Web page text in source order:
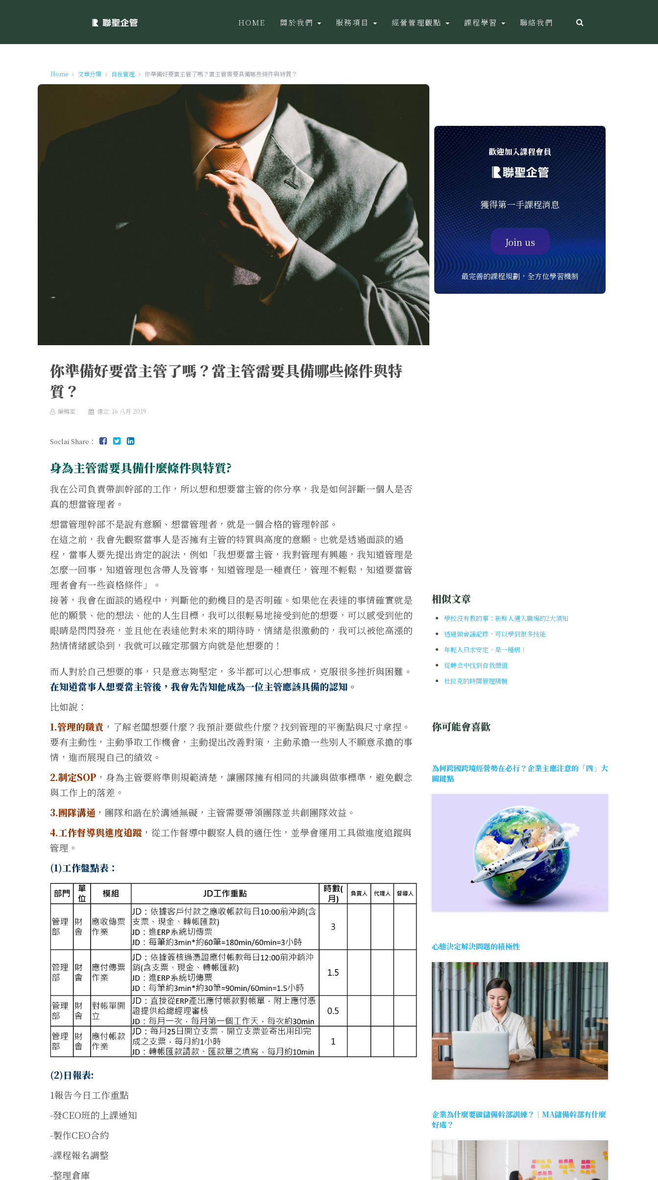
HOME 關於我們 服務項目 經營管理觀點 課程學習 聯絡我們
Home 文章分類 自我管理 你準備好要當主管了嗎？當主管需要具備哪些條件與特質？
你準備好要當主管了嗎？當主管需要具備哪些條件與特
質？
編輯室 建立: 16 八月 2019
Soclai Share：
身為主管需要具備什麼條件與特質?
我在公司負責帶訓幹部的工作，所以想和想要當主管的你分享，我是如何評斷一個人是否
真的想當管理者。
想當管理幹部不是說有意願、想當管理者，就是一個合格的管理幹部。
在這之前，我會先觀察當事人是否擁有主管的特質與高度的意願。也就是透過面談的過
程，當事人要先提出肯定的說法，例如「我想要當主管，我對管理有興趣，我知道管理是
怎麼一回事，知道管理包含帶人及管事，知道管理是一種責任，管理不輕鬆，知道要當管
理者會有一些資格條件」。
接著，我會在面談的過程中，判斷他的動機目的是否明確。如果他在表達的事情確實就是
他的願景、他的想法、他的人生目標，我可以很輕易地接受到他的想要，可以感受到他的
眼睛是閃閃發亮，並且他在表達他對未來的期待時，情緒是很激動的，我可以被他高漲的
熱情情緒感染到，我就可以確定那個方向就是他想要的！
而人對於自己想要的事，只是意志夠堅定，多半都可以心想事成，克服很多挫折與困難。
在知道當事人想要當主管後，我會先告知他成為一位主管應該具備的認知。
比如說：
1.管理的職責 ，了解老闆想要什麼？我預計要做些什麼？找到管理的平衡點與尺寸拿捏。
要有主動性，主動爭取工作機會，主動提出改善對策，主動承擔一些別人不願意承擔的事
情，進而展現自己的績效。
2.制定SOP ，身為主管要將準則規範清楚，讓團隊擁有相同的共識與做事標準，避免觀念
與工作上的落差。
3.團隊溝通 ，團隊和諧在於溝通無礙，主管需要帶領團隊並共創團隊效益。
4.工作督導與進度追蹤 ，從工作督導中觀察人員的適任性，並學會運用工具做進度追蹤與
管理。
(1)工作盤點表：
(2)日報表:
1報告今日工作重點
-發CEO班的上課通知
-製作CEO合約
-課程報名調整
-整理倉庫
歡迎加入課程會員
獲得第一手課程消息
Join us
最完善的課程規劃，全方位學習機制
相似文章
學校沒有教的事：新鮮人邁入職場的2大須知
透過做會議記錄，可以學到很多技能
年輕人只求安定，是一種病！
從轉念中找到自我價值
杜拉克的時間管理精髓
你可能會喜歡
為何跨國跨境經營勢在必行？企業主應注意的「四」大
關鍵點
心態決定解決問題的積極性
企業為什麼要做儲備幹部訓練？｜MA儲備幹部有什麼
好處？